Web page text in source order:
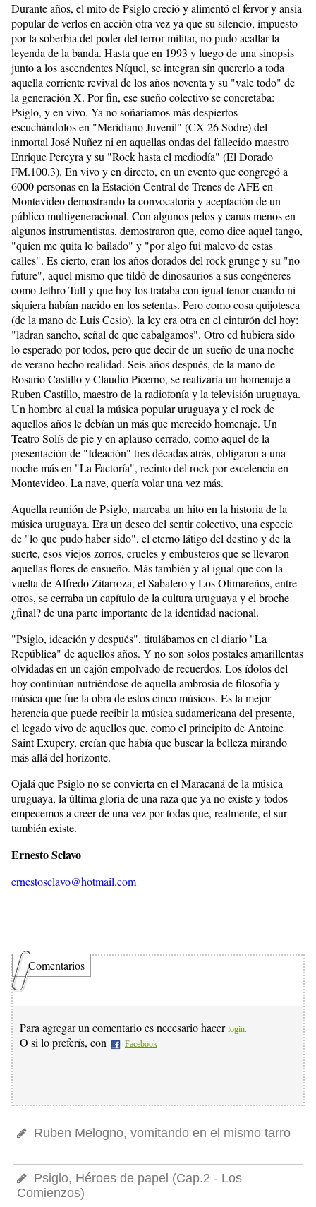
Durante años, el mito de Psiglo creció y alimentó el fervor y ansia
popular de verlos en acción otra vez ya que su silencio, impuesto
por la soberbia del poder del terror militar, no pudo acallar la
leyenda de la banda. Hasta que en 1993 y luego de una sinopsis
junto a los ascendentes Níquel, se integran sin quererlo a toda
aquella corriente revival de los años noventa y su "vale todo" de
la generación X. Por fin, ese sueño colectivo se concretaba:
Psiglo, y en vivo. Ya no soñaríamos más despiertos
escuchándolos en "Meridiano Juvenil" (CX 26 Sodre) del
inmortal José Nuñez ni en aquellas ondas del fallecido maestro
Enrique Pereyra y su "Rock hasta el mediodía" (El Dorado
FM.100.3). En vivo y en directo, en un evento que congregó a
6000 personas en la Estación Central de Trenes de AFE en
Montevideo demostrando la convocatoria y aceptación de un
público multigeneracional. Con algunos pelos y canas menos en
algunos instrumentistas, demostraron que, como dice aquel tango,
"quien me quita lo bailado" y "por algo fui malevo de estas
calles". Es cierto, eran los años dorados del rock grunge y su "no
future", aquel mismo que tildó de dinosaurios a sus congéneres
como Jethro Tull y que hoy los trataba con igual tenor cuando ni
siquiera habían nacido en los setentas. Pero como cosa quijotesca
(de la mano de Luis Cesio), la ley era otra en el cinturón del hoy:
"ladran sancho, señal de que cabalgamos". Otro cd hubiera sido
lo esperado por todos, pero que decir de un sueño de una noche
de verano hecho realidad. Seis años después, de la mano de
Rosario Castillo y Claudio Picerno, se realizaría un homenaje a
Ruben Castillo, maestro de la radiofonía y la televisión uruguaya.
Un hombre al cual la música popular uruguaya y el rock de
aquellos años le debían un más que merecido homenaje. Un
Teatro Solís de pie y en aplauso cerrado, como aquel de la
presentación de "Ideación" tres décadas atrás, obligaron a una
noche más en "La Factoría", recinto del rock por excelencia en
Montevideo. La nave, quería volar una vez más.
Aquella reunión de Psiglo, marcaba un hito en la historia de la
música uruguaya. Era un deseo del sentir colectivo, una especie
de "lo que pudo haber sido", el eterno látigo del destino y de la
suerte, esos viejos zorros, crueles y embusteros que se llevaron
aquellas flores de ensueño. Más también y al igual que con la
vuelta de Alfredo Zitarroza, el Sabalero y Los Olimareños, entre
otros, se cerraba un capítulo de la cultura uruguaya y el broche
¿final? de una parte importante de la identidad nacional.
"Psiglo, ideación y después", titulábamos en el diario "La
República" de aquellos años. Y no son solos postales amarillentas
olvidadas en un cajón empolvado de recuerdos. Los ídolos del
hoy continúan nutriéndose de aquella ambrosía de filosofía y
música que fue la obra de estos cinco músicos. Es la mejor
herencia que puede recibir la música sudamericana del presente,
el legado vivo de aquellos que, como el principito de Antoine
Saint Exupery, creían que había que buscar la belleza mirando
más allá del horizonte.
Ojalá que Psiglo no se convierta en el Maracaná de la música
uruguaya, la última gloria de una raza que ya no existe y todos
empecemos a creer de una vez por todas que, realmente, el sur
también existe.
Ernesto Sclavo
ernestosclavo@hotmail.com
Comentarios
Para agregar un comentario es necesario hacer login.
O si lo preferís, con Facebook
Ruben Melogno, vomitando en el mismo tarro
Psiglo, Héroes de papel (Cap.2 - Los
Comienzos)